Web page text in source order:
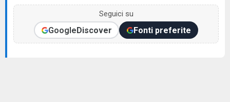
Seguici su
GoogleDiscover Fonti preferite